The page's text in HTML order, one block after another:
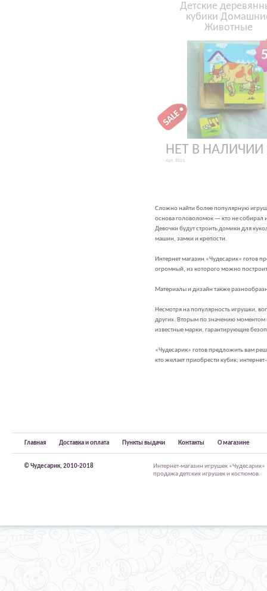
Детские
кубики
Животные
НЕТ В НАЛИЧИИ
Арт. 8621
Сложно найти более популярную
основа головоломок — кто не собирал
Девочки будут строить домики для
машин, замки и крепости.
Интернет магазин «Чудесарик» готов
огромный, из которого можно
Материалы и дизайн также
Несмотря на популярность игрушки,
других. Вторым по значению моментом
известные марки, гарантирующие
«Чудесарик» готов предложить вам
кто желает приобрести кубик;
Главная Доставка и оплата Пункты выдачи Контакты О магазине
© Чудесарик, 2010-2018
Интернет-магазин игрушек
продажа детских игрушек и костюмов.